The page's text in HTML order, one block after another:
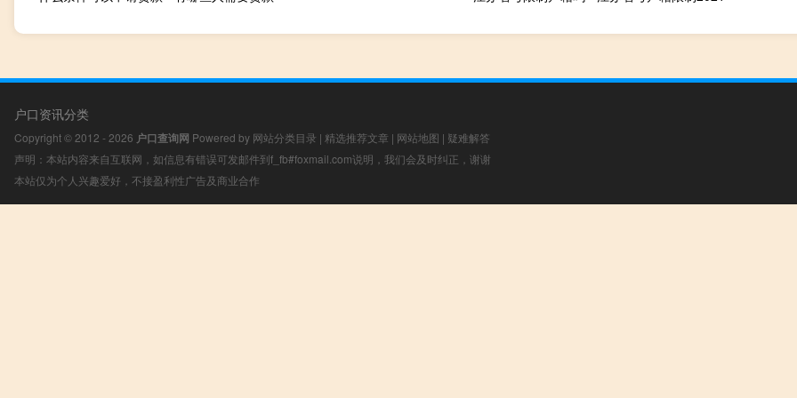
户口资讯分类
Copyright © 2012 - 2026 户口查询网 Powered by 网站分类目录 | 精选推荐文章 | 网站地图 | 疑难解答
声明：本站内容来自互联网，如信息有错误可发邮件到f_fb#foxmail.com说明，我们会及时纠正，谢谢
本站仅为个人兴趣爱好，不接盈利性广告及商业合作